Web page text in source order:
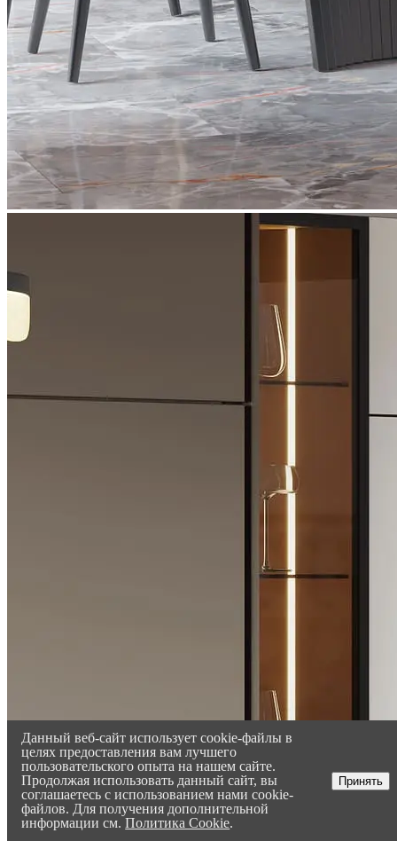
Данный веб-сайт использует cookie-файлы в
целях предоставления вам лучшего
пользовательского опыта на нашем сайте.
Продолжая использовать данный сайт, вы
соглашаетесь с использованием нами cookie-
файлов. Для получения дополнительной
информации см.Политика Cookie.
Принять